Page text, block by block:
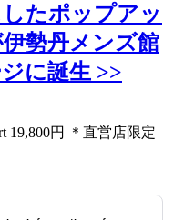
たポップアッ
勢丹メンズ館
に誕生 >>
19,800円 ＊直営店限定